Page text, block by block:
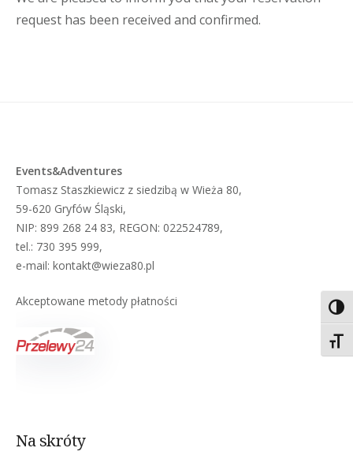
request has been received and confirmed.
Events&Adventures
Tomasz Staszkiewicz z siedzibą w Wieża 80,
59-620 Gryfów Śląski,
NIP: 899 268 24 83, REGON: 022524789,
tel.: 730 395 999,
e-mail: kontakt@wieza80.pl
Akceptowane metody płatności
Na skróty